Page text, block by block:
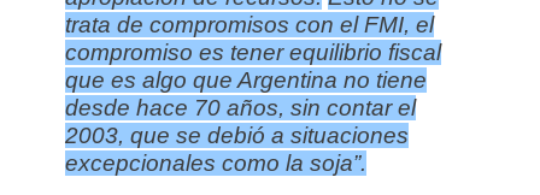
trata de compromisos con el FMI, el
compromiso es tener equilibrio fiscal
que es algo que Argentina no tiene
desde hace 70 años, sin contar el
2003, que se debió a situaciones
excepcionales como la soja”.